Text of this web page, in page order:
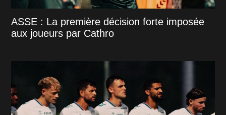
ASSE : La première décision forte imposée
aux joueurs par Cathro